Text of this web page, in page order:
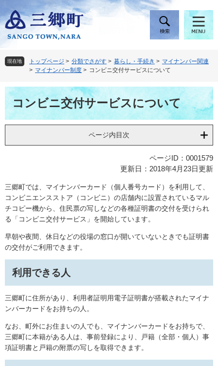
ー
ジ
頭
で
。
ニ
ュ
飛
ば
て
現在地 トップページ > 分類でさがす > 暮らし・手続き > マイナンバー関連
> マイナンバー制度 > コンビニ交付サービスについて
本
文コンビニ交付サービスについて
ページ内目次
ページID：0001579
更新日：2018年4月23日更新
三郷町では、マイナンバーカード（個人番号カード）を利用して、
コンビニエンスストア（コンビニ）の店舗内に設置されているマル
チコピー機から、住民票の写しなどの各種証明書の交付を受けられ
る「コンビニ交付サービス」を開始しています。
早朝や夜間、休日などの役場の窓口が開いていないときでも証明書
の交付がご利用できます。
利用できる人
三郷町に住所があり、利用者証明用電子証明書が搭載されたマイナ
ンバーカードをお持ちの人。
なお、町外にお住まいの人でも、マイナンバーカードをお持ちで、
三郷町に本籍がある人は、事前登録により、戸籍（全部・個人）事
項証明書と戸籍の附票の写しを取得できます。